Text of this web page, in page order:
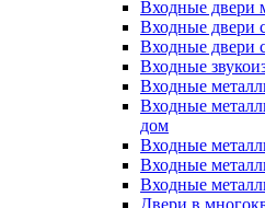
Входные двери
Входные двери
Входные двери
Входные
Входные
Входные
дом
Входные
Входные
Входные
Двери в